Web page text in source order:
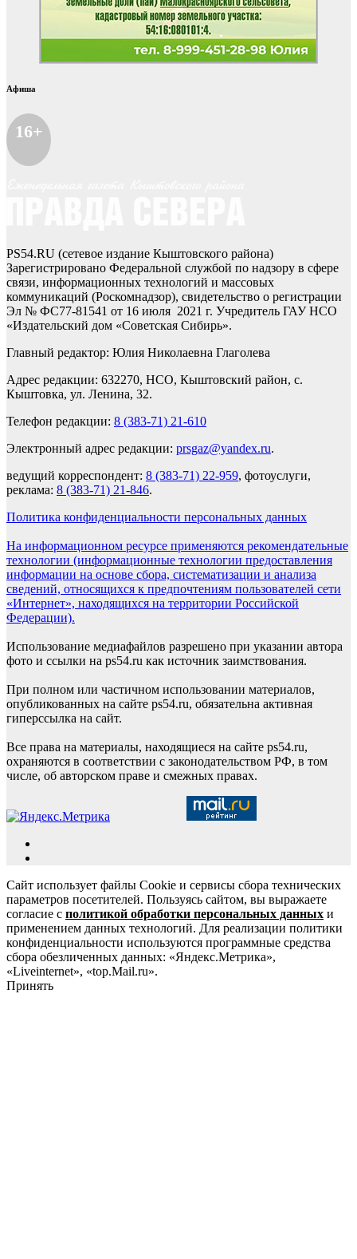
Афиша
16+
PS54.RU (сетевое издание Кыштовского района)
Зарегистрировано Федеральной службой по надзору в сфере
связи, информационных технологий и массовых
коммуникаций (Роскомнадзор), свидетельство о регистрации
Эл № ФС77-81541 от 16 июля 2021 г. Учредитель ГАУ НСО
«Издательский дом «Советская Сибирь».
Главный редактор: Юлия Николаевна Глаголева
Адрес редакции: 632270, НСО, Кыштовский район, с.
Кыштовка, ул. Ленина, 32.
Телефон редакции: 8 (383-71) 21-610
Электронный адрес редакции: prsgaz@yandex.ru.
ведущий корреспондент: 8 (383-71) 22-959, фотоуслуги,
реклама: 8 (383-71) 21-846.
Политика конфиденциальности персональных данных
На информационном ресурсе применяются рекомендательные
технологии (информационные технологии предоставления
информации на основе сбора, систематизации и анализа
сведений, относящихся к предпочтениям пользователей сети
«Интернет», находящихся на территории Российской
Федерации).
Использование медиафайлов разрешено при указании автора
фото и ссылки на ps54.ru как источник заимствования.
При полном или частичном использовании материалов,
опубликованных на сайте ps54.ru, обязательна активная
гиперссылка на сайт.
Все права на материалы, находящиеся на сайте ps54.ru,
охраняются в соответствии с законодательством РФ, в том
числе, об авторском праве и смежных правах.
Сайт использует файлы Cookie и сервисы сбора технических
параметров посетителей. Пользуясь сайтом, вы выражаете
согласие с политикой обработки персональных данных и
применением данных технологий. Для реализации политики
конфиденциальности используются программные средства
сбора обезличенных данных: «Яндекс.Метрика»,
«Liveinternet», «top.Mail.ru».
Принять